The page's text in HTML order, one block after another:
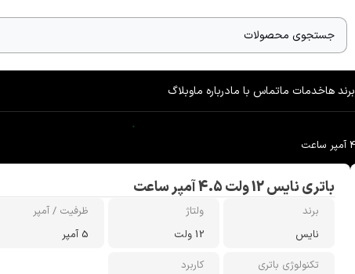
برند هاخدمات ماتماس با مادرباره ماوبلاگ
باتری نایس 12 ولت 4.5 آمپر ساعت
برند
نایس
ولتاژ
12 ولت
ظرفیت / آمپر
5 آمپر
تکنولوژی باتری
کاربرد